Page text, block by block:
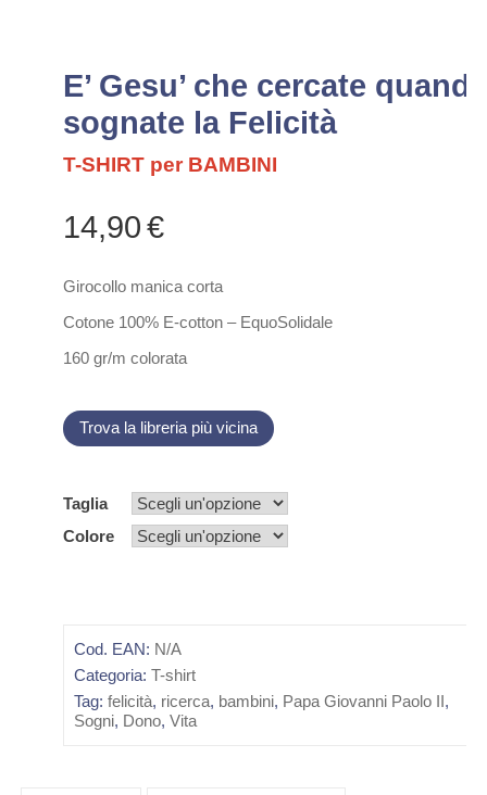
E’ Gesu’ che cercate
sognate la Felicità
T-SHIRT per BAMBINI
14,90€
Girocollo manica corta
Cotone 100% E-cotton – EquoSolidale
160 gr/m colorata
Taglia
Colore
Cod. EAN: N/A
Categoria:T-shirt
Tag:felicità, ricerca, bambini, Papa Giovanni Paolo II,
Sogni, Dono,Vita
Trova la libreria più vicina